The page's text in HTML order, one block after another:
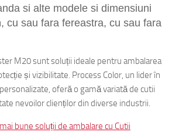
si alte modele si dimensiuni
cu sau fara fereastra, cu sau fara
M20 sunt soluții ideale pentru ambalarea
și vizibilitate. Process Color, un lider în
oferă o gamă variată de cutii
nevoilor clienților din diverse industrii.
bune soluții de ambalare cu Cutii